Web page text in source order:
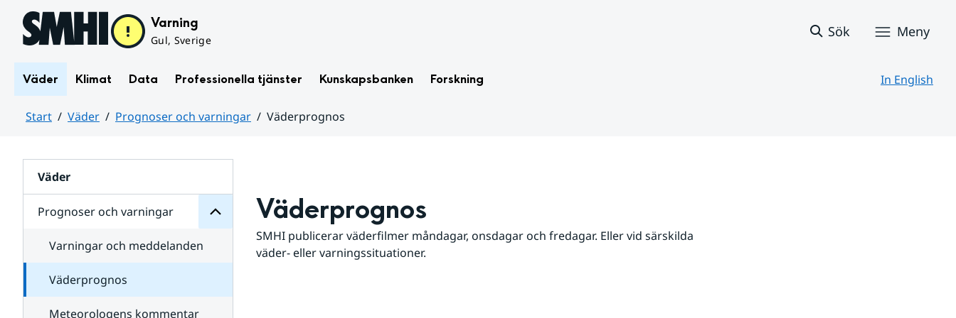
Hoppa till sidans innehåll Varning
Gul, Sverige
Sök Meny
Väder Klimat Data Professionella tjänster Kunskapsbanken Forskning In English
Start Väder Prognoser och varningar
Väderprognos
Väder
Prognoser och varningar
för
varningar
Varningar och meddelanden
Väderprognos
Meteorologens kommentar
Väderprognos
SMHI publicerar väderfilmer måndagar, onsdagar och fredagar. Eller vid särskilda
väder- eller varningssituationer.